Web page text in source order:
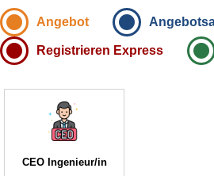
Angebot
Registrieren Express
CEO Ingenieur/in